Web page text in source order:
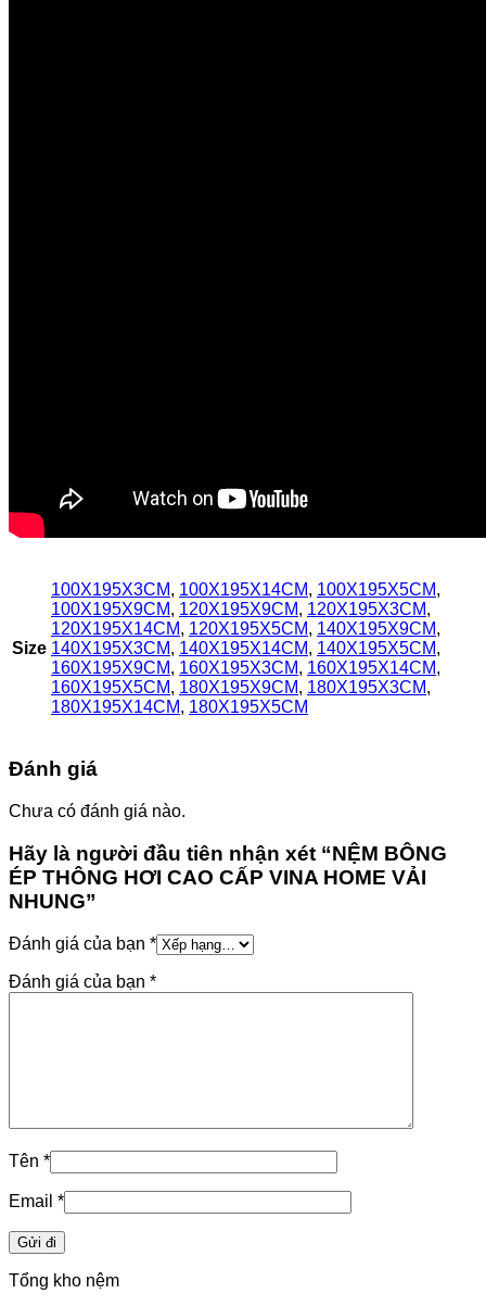
Size
100X195X3CM, 100X195X14CM, 100X195X5CM,
100X195X9CM, 120X195X9CM, 120X195X3CM,
120X195X14CM, 120X195X5CM, 140X195X9CM,
140X195X3CM, 140X195X14CM, 140X195X5CM,
160X195X9CM, 160X195X3CM, 160X195X14CM,
160X195X5CM, 180X195X9CM, 180X195X3CM,
180X195X14CM, 180X195X5CM
Đánh giá
Chưa có đánh giá nào.
Hãy là người đầu tiên nhận xét “NỆM BÔNG
ÉP THÔNG HƠI CAO CẤP VINA HOME VẢI
NHUNG”
Đánh giá của bạn *
Đánh giá của bạn *
Tên *
Email *
Tổng kho nệm